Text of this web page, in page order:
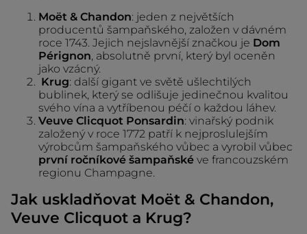
Moët & Chandon: jeden z největších
producentů šampaňského, založen v dávném
roce 1743. Jejich nejslavnější značkou je Dom
Pérignon , absolutně první, který byl oceněn
jako vzácný.
Krug: další gigant ve světě ušlechtilých
bublinek, který se odlišuje jedinečnou kvalitou
svého vína a vytříbenou péčí o každou láhev.
Veuve Clicquot Ponsardin: vinařský podnik
založený v roce 1772 patří k nejproslulejším
výrobcům šampaňského vůbec a vyrobil vůbec
první ročníkové šampaňské ve francouzském
regionu Champagne.
Jak uskladňovat Moët & Chandon,
Veuve Clicquot a Krug?